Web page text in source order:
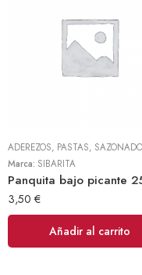
Marca: SIBARITA
3,50 €
Añadir al carrito